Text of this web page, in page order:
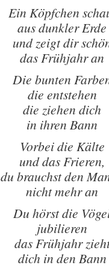
Ein Köpfchen
aus dunkler Erde
und zeigt dir
das Frühjahr an
Die bunten
die entstehen
die ziehen dich
in ihren Bann
Vorbei die Kälte
und das Frieren,
du brauchst den
nicht mehr an
Du hörst die
jubilieren
das Frühjahr
dich in den Bann